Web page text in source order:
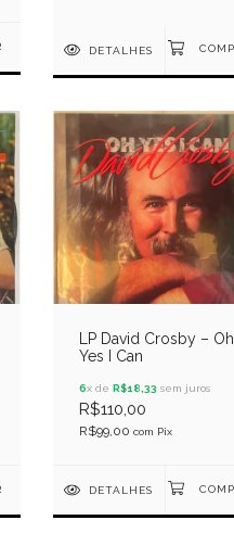
DETALHES
LP David Crosby – Oh
Yes I Can
6x de R$18,33 sem juros
R$110,00
R$99,00 com Pix
DETALHES